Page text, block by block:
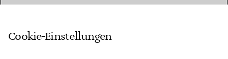
Wird angezeigt 1 - 60 von 257
Cookie-Einstellungen